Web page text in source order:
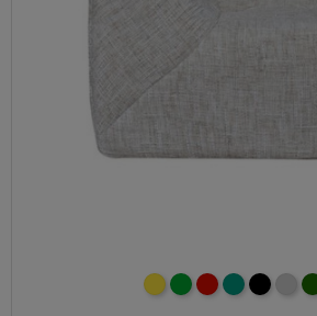
żółtyzielonyczerwony
turkusowy
czarny